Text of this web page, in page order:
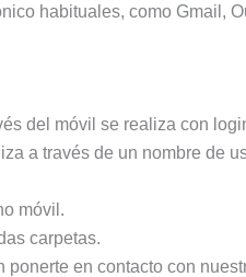
habituales, como Gmail,
del móvil se realiza con
a través de un nombre de
móvil.
carpetas.
en contacto con